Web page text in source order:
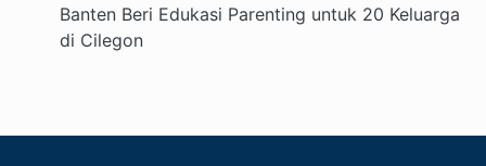
Banten Beri Edukasi Parenting untuk 20 Keluarga
di Cilegon